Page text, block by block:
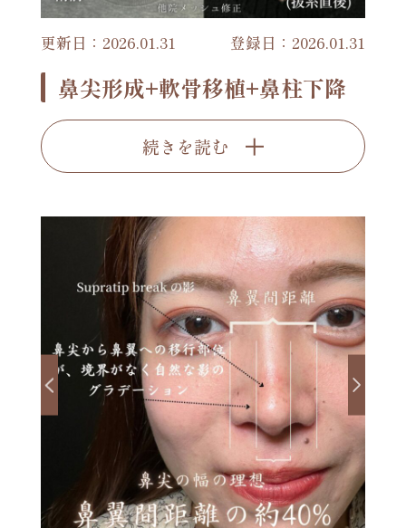
更新日：2026.01.31 登録日：2026.01.31
鼻尖形成+軟骨移植+鼻柱下降
続きを読む